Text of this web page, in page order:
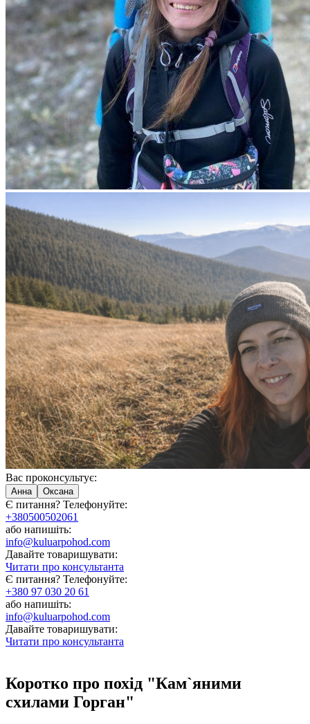
Вас проконсультує:
Анна Оксана
Є питання? Телефонуйте:
+380500502061
або напишіть:
info@kuluarpohod.com
Давайте товаришувати:
Читати про консультанта
Є питання? Телефонуйте:
+380 97 030 20 61
або напишіть:
info@kuluarpohod.com
Давайте товаришувати:
Читати про консультанта
Коротко про похід "Кам`яними
схилами Горган"